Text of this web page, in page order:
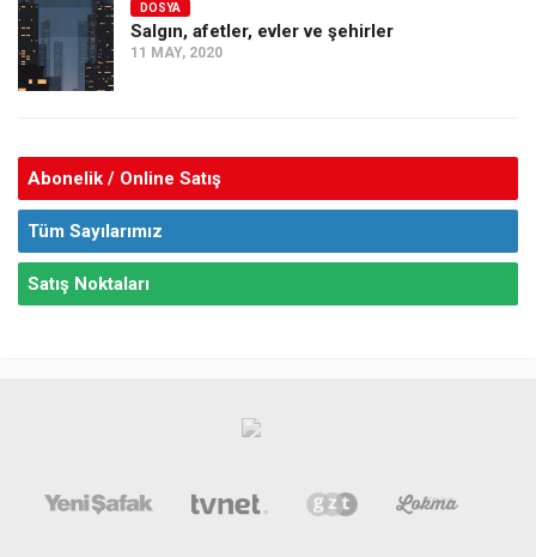
DOSYA
Salgın, afetler, evler ve şehirler
11 MAY, 2020
Abonelik / Online Satış
Tüm Sayılarımız
Satış Noktaları